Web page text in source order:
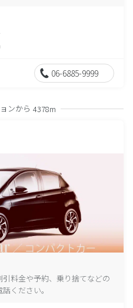
06-6885-9999
ンから 4378m
料金や予約、乗り捨てなどの
ください。